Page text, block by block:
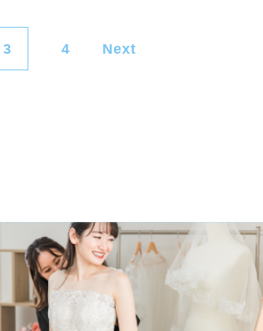
3 4 Next